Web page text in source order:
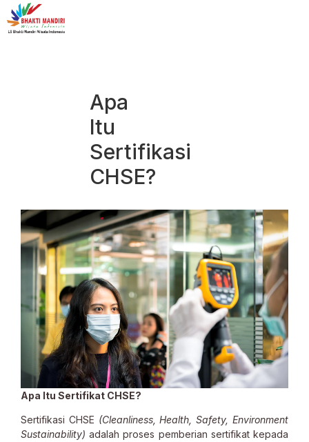
Apa
Itu
Sertifikasi
CHSE?
Apa Itu Sertifikat CHSE?
Sertifikasi CHSE (Cleanliness, Health, Safety, Environment
Sustainability) adalah proses pemberian sertifikat kepada